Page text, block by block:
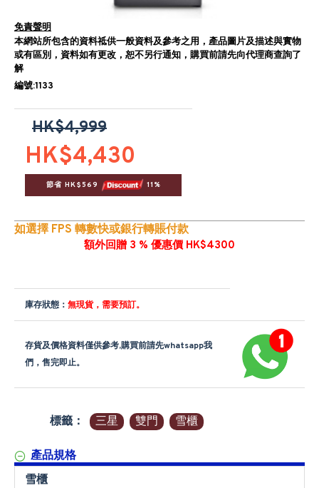
免責聲明
本網站所包含的資料祗供一般資料及參考之用，產品圖片及描述與實物
或有區別，資料如有更改，恕不另行通知，購買前請先向代理商查詢了
解
編號:1133
HK$4,430
HK$4,999
節省 HK$569 11%
如選擇 FPS 轉數快或銀行轉賬付款
額外回贈 3 % 優惠價 HK$4300
庫存狀態： 無現貨，需要預訂。
存貨及價格資料僅供參考,購買前請先whatsapp我
們，售完即止。
標籤： 三星 雙門 雪櫃
產品規格
雪櫃